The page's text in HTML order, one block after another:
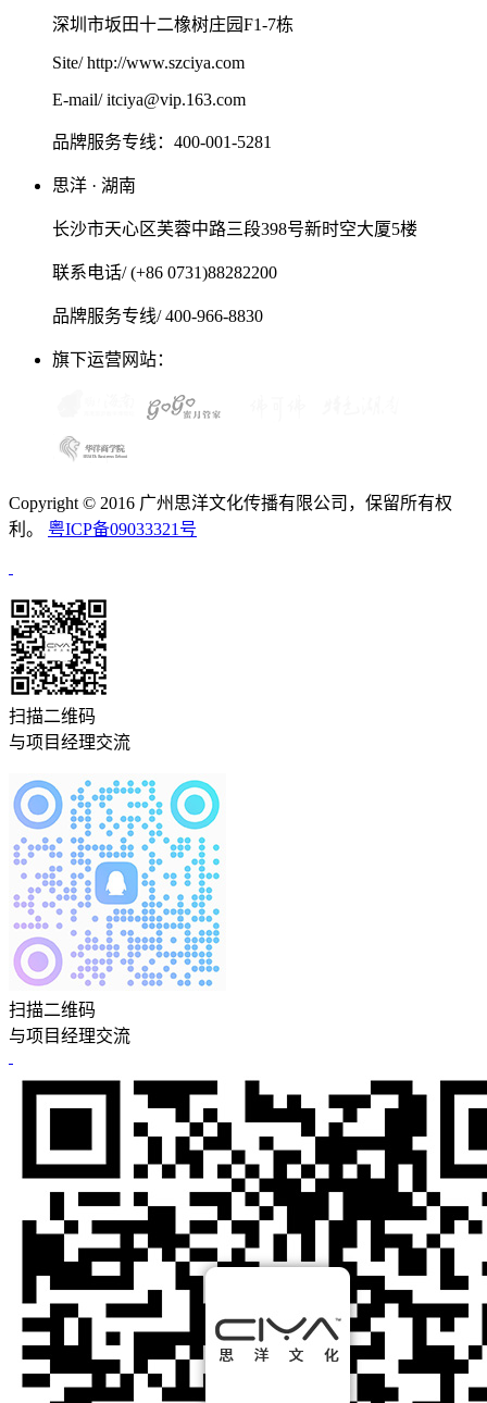
深圳市坂田十二橡树庄园F1-7栋
Site/ http://www.szciya.com
E-mail/ itciya@vip.163.com
品牌服务专线：400-001-5281
思洋 · 湖南
长沙市天心区芙蓉中路三段398号新时空大厦5楼
联系电话/ (+86 0731)88282200
品牌服务专线/ 400-966-8830
旗下运营网站：
Copyright © 2016 广州思洋文化传播有限公司，保留所有权
利。 粤ICP备09033321号
扫描二维码
与项目经理交流
扫描二维码
与项目经理交流